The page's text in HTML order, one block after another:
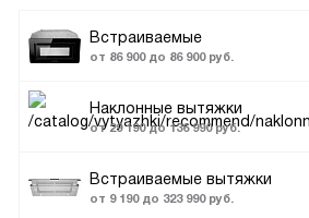
Встраиваемые
от 86 900 до 86 900 руб.
Наклонные вытяжки
от 29 190 до 136 990 руб.
Встраиваемые вытяжки
от 9 190 до 323 990 руб.